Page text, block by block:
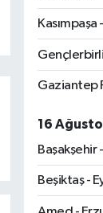
Gaziantep
16
Başakşehir
Beşiktaş -